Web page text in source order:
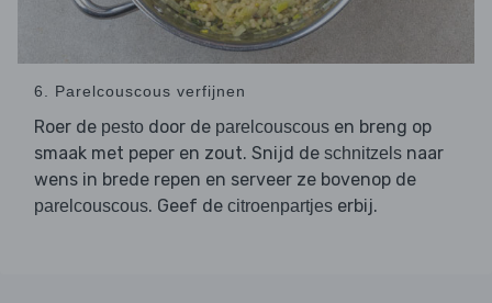
6. Parelcouscous verfijnen
Roer de pesto door de parelcouscous en breng op
smaak met peper en zout. Snijd de schnitzels naar
wens in brede repen en serveer ze bovenop de
parelcouscous. Geef de citroenpartjes erbij.